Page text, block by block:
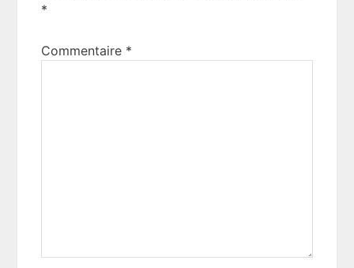
*
Commentaire *